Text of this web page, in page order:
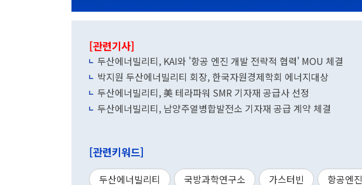
[관련기사]
두산에너빌리티, KAI와 '항공 엔진 개발 전략적 협력' MOU 체결
박지원 두산에너빌리티 회장, 한국자원경제학회 에너지대상
두산에너빌리티, 美 테라파워 SMR 기자재 공급사 선정
두산에너빌리티, 남양주열병합발전소 기자재 공급 계약 체결
[관련키워드]
두산에너빌리티 국방과학연구소 가스터빈 항공엔진